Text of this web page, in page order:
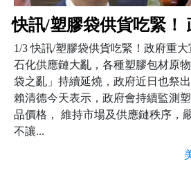
快訊/塑膠袋供貨吃緊！
1/3 快訊/塑膠袋供貨吃緊！政府重
石化供應鏈大亂，各種塑膠包材原
袋之亂」持續延燒，政府近日也祭
賴清德今天表示，政府會持續監測
品價格， 維持市場及供應鏈秩序，
不讓...